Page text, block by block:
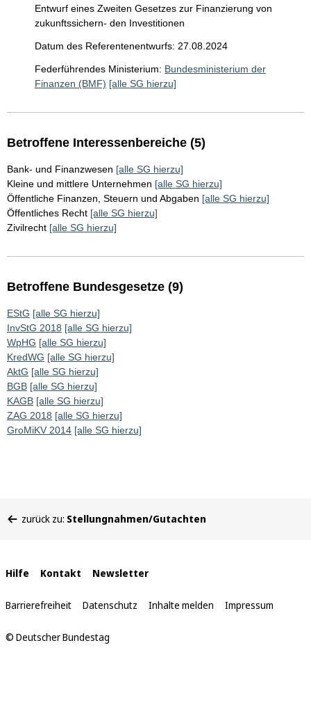
Entwurf eines Zweiten Gesetzes zur Finanzierung von
zukunftssichern- den Investitionen
Datum des Referentenentwurfs: 27.08.2024
Federführendes Ministerium: Bundesministerium der
Finanzen (BMF) [alle SG hierzu]
Betroffene Interessenbereiche (5)
Bank- und Finanzwesen [alle SG hierzu]
Kleine und mittlere Unternehmen [alle SG hierzu]
Öffentliche Finanzen, Steuern und Abgaben [alle SG hierzu]
Öffentliches Recht [alle SG hierzu]
Zivilrecht [alle SG hierzu]
Betroffene Bundesgesetze (9)
EStG [alle SG hierzu]
InvStG 2018 [alle SG hierzu]
WpHG [alle SG hierzu]
KredWG [alle SG hierzu]
AktG [alle SG hierzu]
BGB [alle SG hierzu]
KAGB [alle SG hierzu]
ZAG 2018 [alle SG hierzu]
GroMiKV 2014 [alle SG hierzu]
befinden
zurück zu: Stellungnahmen/Gutachten
Interne
Links
Hilfe Kontakt Newsletter
Barrierefreiheit Datenschutz Inhalte melden Impressum
© Deutscher Bundestag